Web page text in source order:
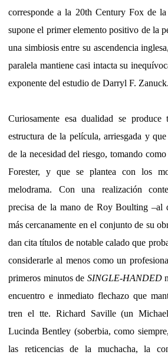
corresponde a la 20th Century Fox de
supone el primer elemento positivo de la
una simbiosis entre su ascendencia
paralela mantiene casi intacta su
exponente del estudio de Darryl F. Zanuck.
Curiosamente esa dualidad se
estructura de la película, arriesgada y
de la necesidad del riesgo, tomando
Forester, y que se plantea con los
melodrama. Con una realización
precisa de la mano de Roy Boulting –al
más cercanamente en el conjunto de su
dan cita títulos de notable calado que
considerarle al menos como un
primeros minutos de SINGLE-HANDED
encuentro e inmediato flechazo que
tren el tte. Richard Saville (un
Lucinda Bentley (soberbia, como
las reticencias de la muchacha, la